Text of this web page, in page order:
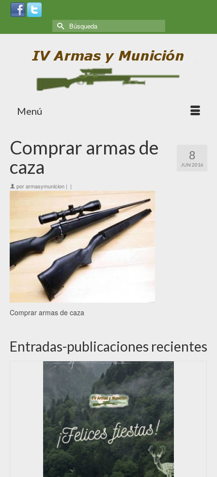
Menú
8
JUN 2016
Comprar armas de
caza
porarmasymunicion | |
Comprar armas de caza
Entradas-publicaciones recientes